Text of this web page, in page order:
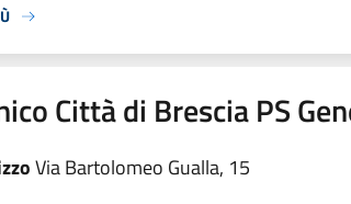
Città di Brescia PS
Via Bartolomeo Gualla, 15